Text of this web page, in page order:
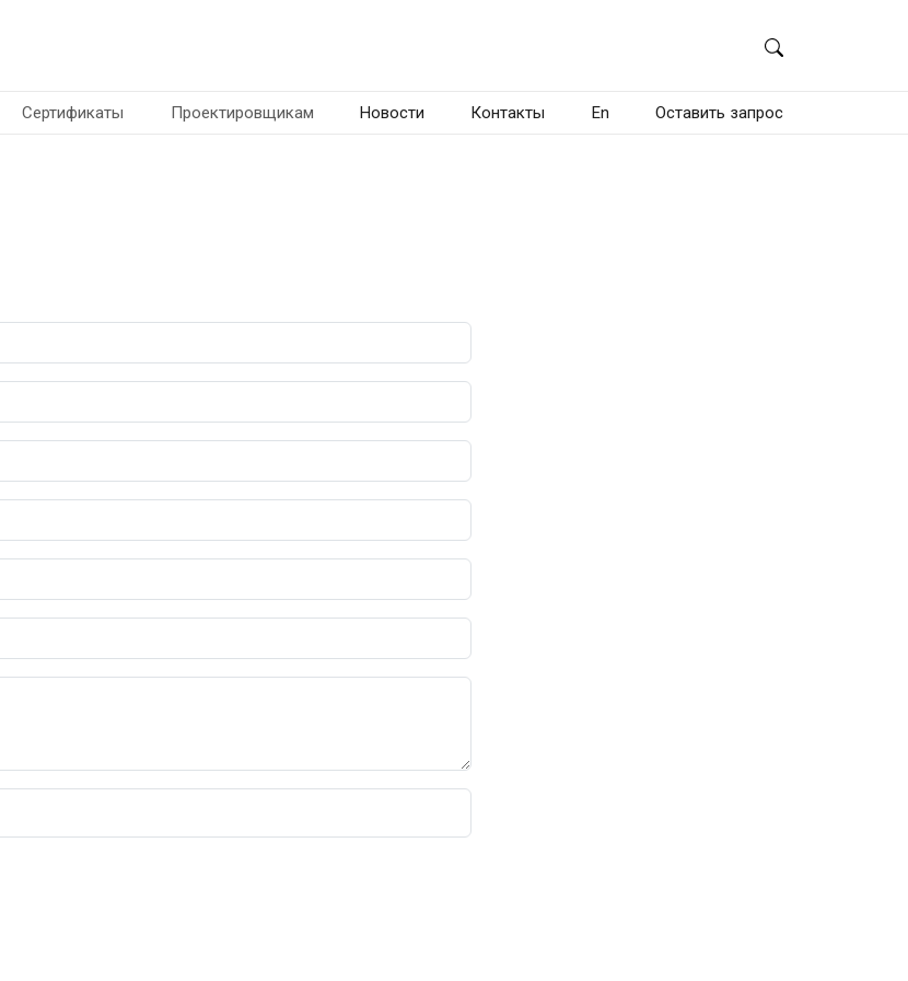
Сертификаты Проектировщикам Новости Контакты En Оставить запрос